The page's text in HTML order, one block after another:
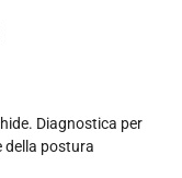
Diagnostica per
della postura